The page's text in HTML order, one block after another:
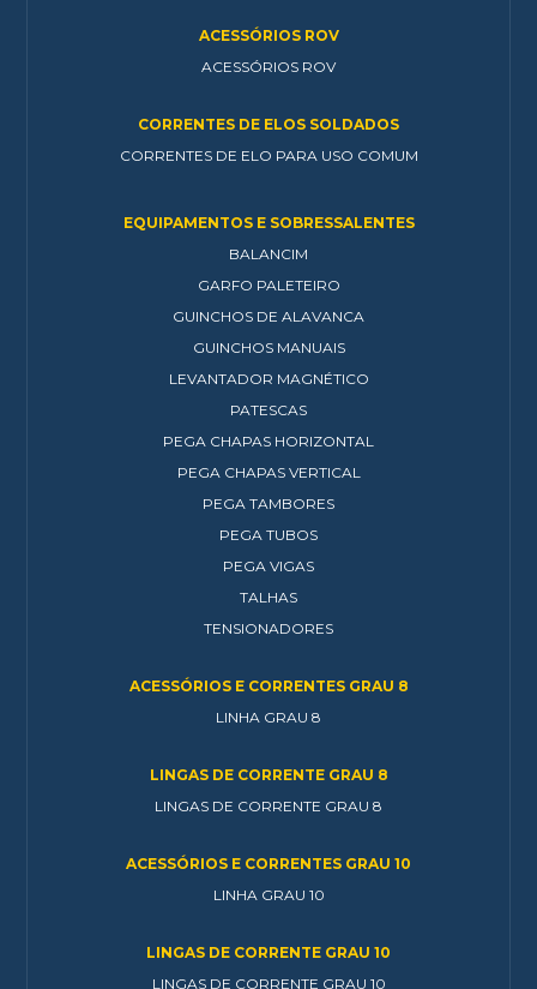
ACESSÓRIOS ROV
ACESSÓRIOS ROV
CORRENTES DE ELOS SOLDADOS
CORRENTES DE ELO PARA USO COMUM
EQUIPAMENTOS E SOBRESSALENTES
BALANCIM
GARFO PALETEIRO
GUINCHOS DE ALAVANCA
GUINCHOS MANUAIS
LEVANTADOR MAGNÉTICO
PATESCAS
PEGA CHAPAS HORIZONTAL
PEGA CHAPAS VERTICAL
PEGA TAMBORES
PEGA TUBOS
PEGA VIGAS
TALHAS
TENSIONADORES
ACESSÓRIOS E CORRENTES GRAU 8
LINHA GRAU 8
LINGAS DE CORRENTE GRAU 8
LINGAS DE CORRENTE GRAU 8
ACESSÓRIOS E CORRENTES GRAU 10
LINHA GRAU 10
LINGAS DE CORRENTE GRAU 10
LINGAS DE CORRENTE GRAU 10